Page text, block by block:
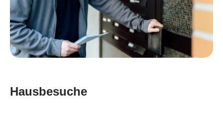
Hausbesuche